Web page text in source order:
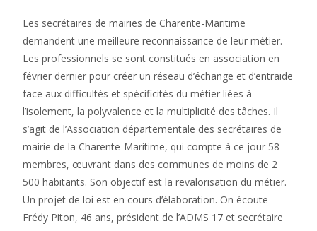
Les secrétaires de mairies de Charente-Maritime
demandent une meilleure reconnaissance de leur métier.
Les professionnels se sont constitués en association en
février dernier pour créer un réseau d’échange et d’entraide
face aux difficultés et spécificités du métier liées à
l’isolement, la polyvalence et la multiplicité des tâches. Il
s’agit de l’Association départementale des secrétaires de
mairie de la Charente-Maritime, qui compte à ce jour 58
membres, œuvrant dans des communes de moins de 2
500 habitants. Son objectif est la revalorisation du métier.
Un projet de loi est en cours d’élaboration. On écoute
Frédy Piton, 46 ans, président de l’ADMS 17 et secrétaire